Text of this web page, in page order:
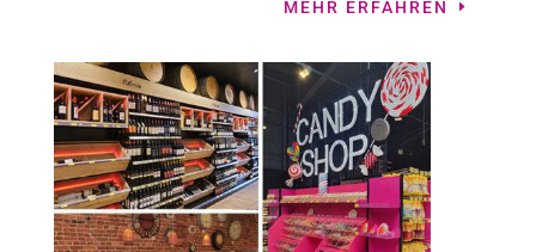
MEHR ERFAHREN